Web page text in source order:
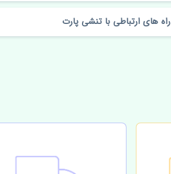
راه های ارتباطی با تنشی پارت